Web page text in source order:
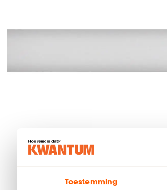
Toestemming